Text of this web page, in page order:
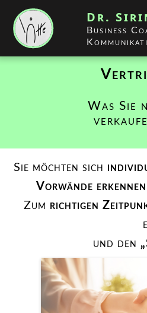
Dr.
Business
Was Sie
Sie möchten sich
Vorwände erkennen
Zum richtigen
und den